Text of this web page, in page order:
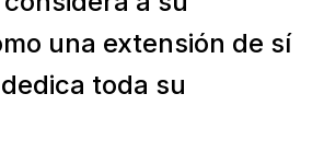
una extensión de sí
toda su